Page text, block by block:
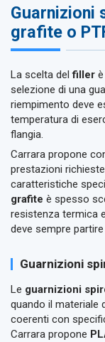
Guarnizioni
grafite o
La scelta delfiller
selezione di una
riempimento deve
temperatura di
flangia.
Carrara propone
prestazioni
caratteristiche
grafite è spesso
resistenza termica
deve sempre
Guarnizioni
Le guarnizioni
quando il materiale
coerenti con
Carrara propone